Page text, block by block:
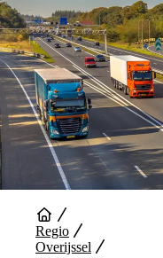
Auto Diensten
Regio
Overijssel